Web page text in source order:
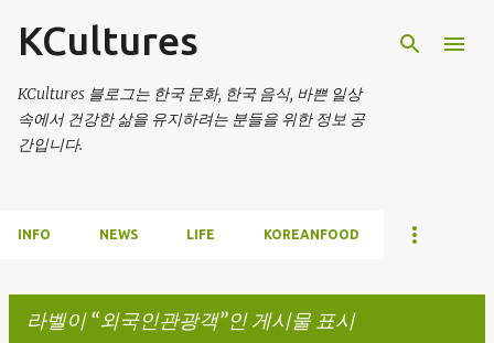
KCultures
KCultures 블로그는 한국 문화, 한국 음식, 바쁜 일상
속에서 건강한 삶을 유지하려는 분들을 위한 정보 공
간입니다.
INFO NEWS LIFE KOREANFOOD
라벨이 외국인관광객 인 게시물 표시